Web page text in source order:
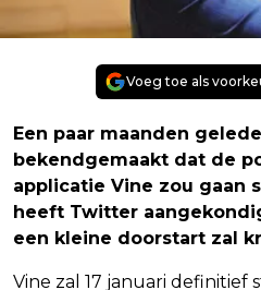
Voeg toe als
Een paar maanden
bekendgemaakt dat de
applicatie Vine zou gaan
heeft Twitter
een kleine doorstart zal
Vine zal 17 januari definitief